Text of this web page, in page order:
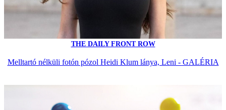
THE DAILY FRONT ROW
Melltartó nélküli fotón pózol Heidi Klum lánya, Leni - GALÉRIA